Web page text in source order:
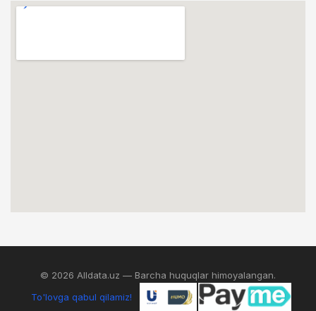
© 2026 Alldata.uz — Barcha huquqlar himoyalangan.
To'lovga qabul qilamiz!